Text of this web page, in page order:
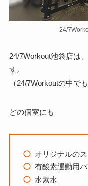
24/
24/7Workout池袋店は、
す。
（24/7Workoutの中で
どの個室にも
オリジナルの
有酸素運動用
水素水